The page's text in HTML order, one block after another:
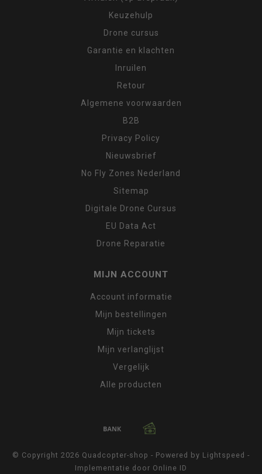
Keuzehulp
Drone cursus
Garantie en klachten
Inruilen
Retour
Algemene voorwaarden
B2B
Privacy Policy
Nieuwsbrief
No Fly Zones Nederland
Sitemap
Digitale Drone Cursus
EU Data Act
Drone Reparatie
MIJN ACCOUNT
Account informatie
Mijn bestellingen
Mijn tickets
Mijn verlanglijst
Vergelijk
Alle producten
© Copyright 2026 Quadcopter-shop - Powered by Lightspeed -
Implementatie door Online ID